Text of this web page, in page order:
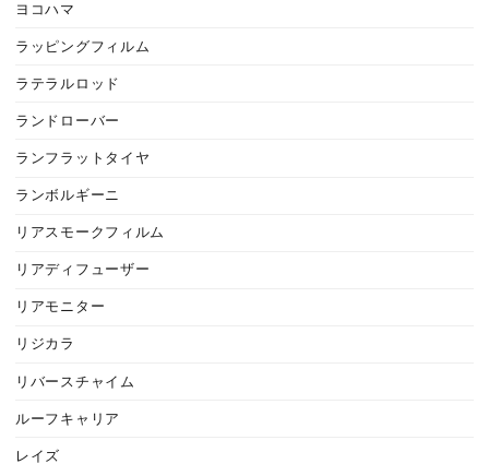
ヨコハマ
ラッピングフィルム
ラテラルロッド
ランドローバー
ランフラットタイヤ
ランボルギーニ
リアスモークフィルム
リアディフューザー
リアモニター
リジカラ
リバースチャイム
ルーフキャリア
レイズ